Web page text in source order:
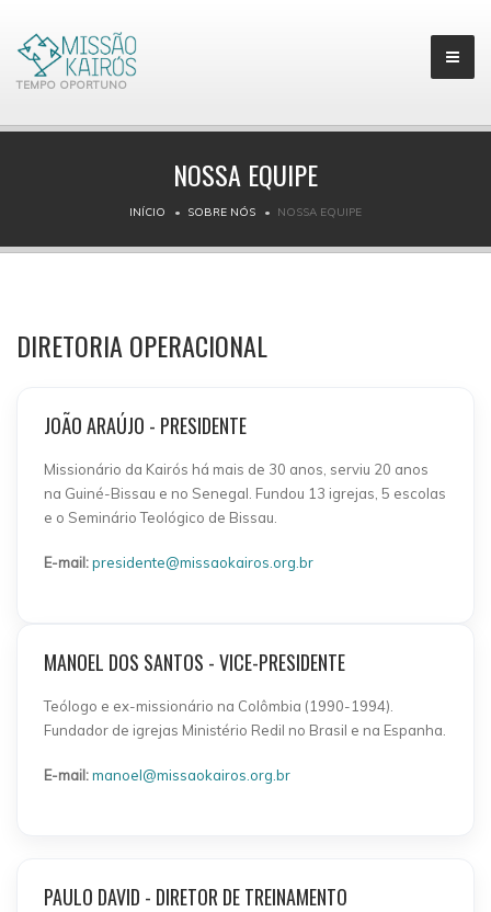
TEMPO OPORTUNO
NOSSA EQUIPE
INÍCIO SOBRE NÓS NOSSA EQUIPE
DIRETORIA OPERACIONAL
JOÃO ARAÚJO - PRESIDENTE
Missionário da Kairós há mais de 30 anos, serviu 20 anos
na Guiné-Bissau e no Senegal. Fundou 13 igrejas, 5 escolas
e o Seminário Teológico de Bissau.
E-mail:presidente@missaokairos.org.br
MANOEL DOS SANTOS - VICE-PRESIDENTE
Teólogo e ex-missionário na Colômbia (1990-1994).
Fundador de igrejas Ministério Redil no Brasil e na Espanha.
E-mail:manoel@missaokairos.org.br
PAULO DAVID - DIRETOR DE TREINAMENTO